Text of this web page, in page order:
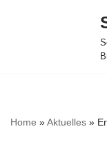
Home »Aktuelles »